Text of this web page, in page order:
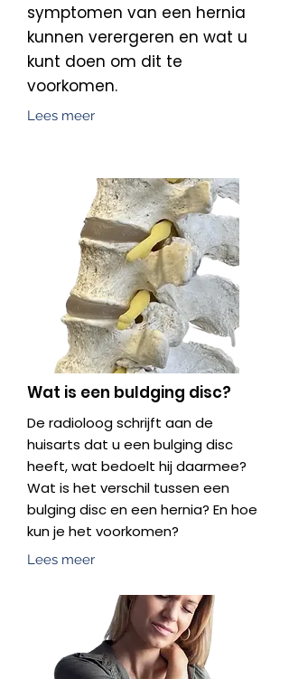
symptomen van een hernia
kunnen verergeren en wat u
kunt doen om dit te
voorkomen.
Lees meer
Wat is een buldging disc?
De radioloog schrijft aan de
huisarts dat u een bulging disc
heeft, wat bedoelt hij daarmee?
Wat is het verschil tussen een
bulging disc en een hernia? En hoe
kun je het voorkomen?
Lees meer